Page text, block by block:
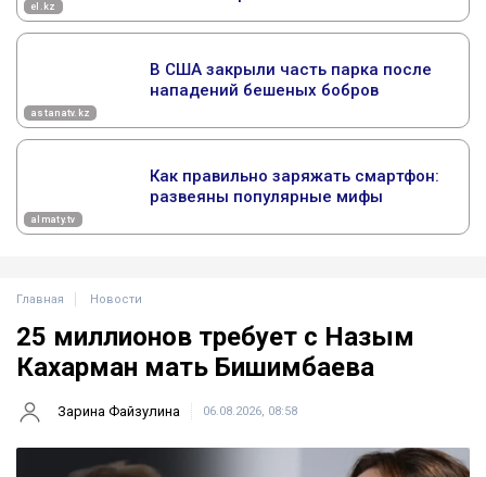
Главная Новости
25 миллионов требует с Назым
Кахарман мать Бишимбаева
Зарина Файзулина 06.08.2026, 08:58